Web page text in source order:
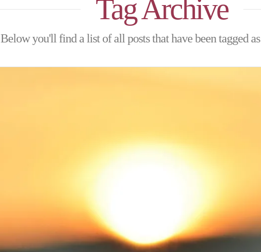
Tag Archive
Below you'll find a list of all posts that have been tagged as